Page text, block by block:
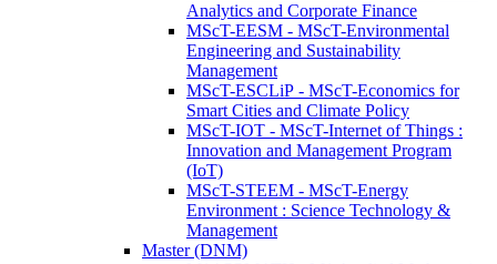
Analytics and Corporate Finance
MScT-EESM - MScT-Environmental
Engineering and Sustainability
Management
MScT-ESCLiP - MScT-Economics for
Smart Cities and Climate Policy
MScT-IOT - MScT-Internet of Things :
Innovation and Management Program
(IoT)
MScT-STEEM - MScT-Energy
Environment : Science Technology &
Management
Master (DNM)